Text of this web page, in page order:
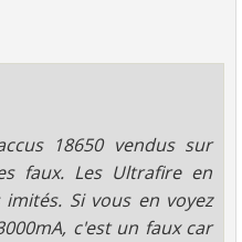
18650 vendus sur
faux. Les Ultrafire en
Si vous en voyez
c'est un faux car